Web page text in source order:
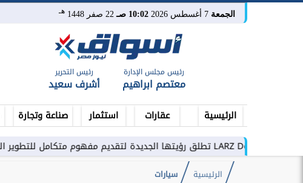
الجمعة 10:02 صـ 22 صفر 1448 هـ
رئيس مجلس الإدارة
معتصم ابراهيم
رئيس التحرير
أشرف سعيد
الرئيسية عقارات استثمار صناعة وتجارة
الرئيسية سيارات